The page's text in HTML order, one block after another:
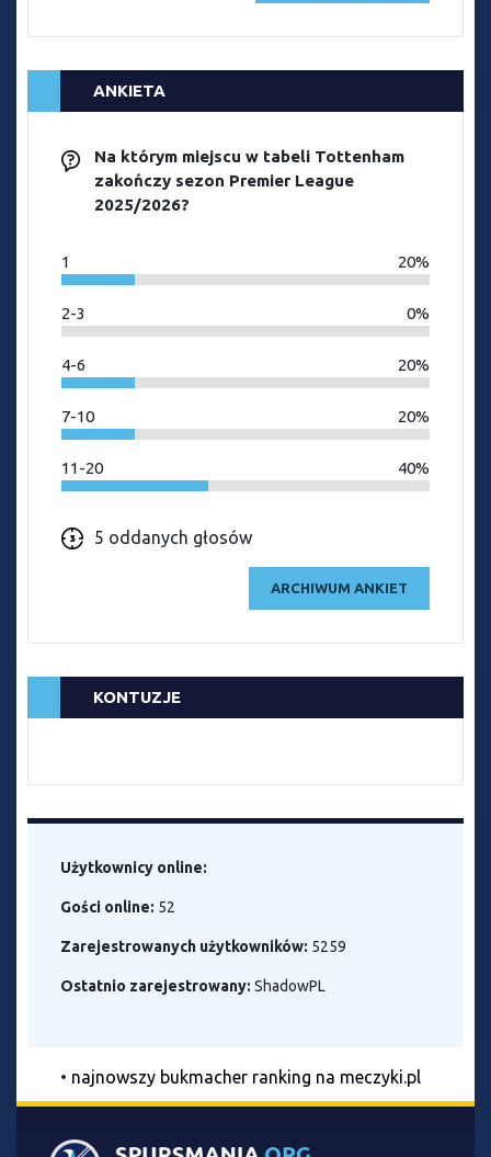
ANKIETA
Na którym miejscu w tabeli Tottenham
zakończy sezon Premier League
2025/2026?
1 20%
2-3 0%
4-6 20%
7-10 20%
11-20 40%
5 oddanych głosów
ARCHIWUM ANKIET
KONTUZJE
Użytkownicy online:
Gości online: 52
Zarejestrowanych użytkowników: 5259
Ostatnio zarejestrowany: ShadowPL
• najnowszy bukmacher ranking na meczyki.pl